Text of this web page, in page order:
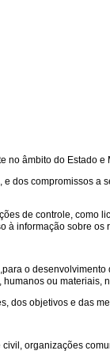
no âmbito do Estado e
dos compromissos a
de controle, como
informação sobre os
o
ou materiais,
dos objetivos e das
organizações